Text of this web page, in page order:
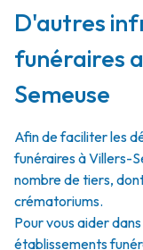
D'autres
funéraires
Semeuse
Afin de faciliter les
funéraires à Villers-
nombre de tiers,
crématoriums.
Pour vous aider
établissements